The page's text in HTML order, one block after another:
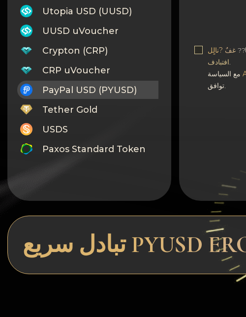
خرٍظة افكن?غ
Utopia USD (UUSD)
UUSD uVoucher
Crypton (CRP)
CRP uVoucher
PayPal USD (PYUSD)
Tether Gold
USDS
Paxos Standard Token
Notcoin (NOT)
غفٌ ?نالٍل
افتبادف.
مع السياسة
توافق.